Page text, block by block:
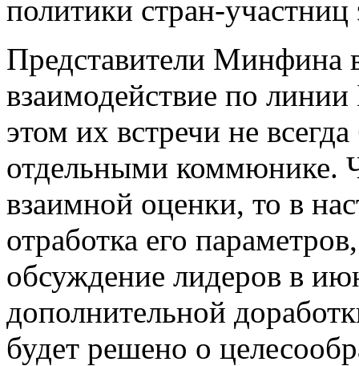
политики стран-участниц
Представители Минфина
взаимодействие по
этом их встречи не
отдельными коммюнике.
взаимной оценки, то в
отработка его
обсуждение лидеров в
дополнительной
будет решено о